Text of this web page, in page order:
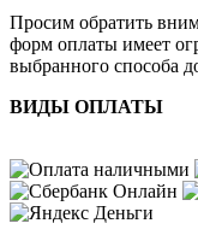
Просим обратить
форм оплаты имеет
выбранного способа
ВИДЫ ОПЛАТЫ